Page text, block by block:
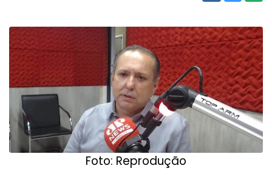
Foto: Reprodução